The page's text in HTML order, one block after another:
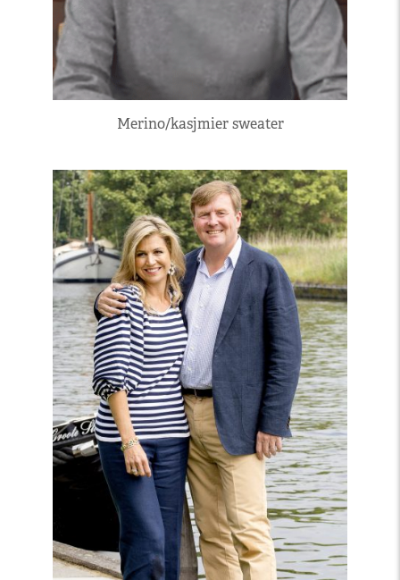
Merino/kasjmier sweater